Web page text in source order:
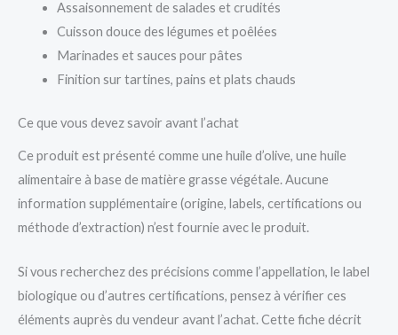
Assaisonnement de salades et crudités
Cuisson douce des légumes et poêlées
Marinades et sauces pour pâtes
Finition sur tartines, pains et plats chauds
Ce que vous devez savoir avant l’achat
Ce produit est présenté comme une huile d’olive, une huile
alimentaire à base de matière grasse végétale. Aucune
information supplémentaire (origine, labels, certifications ou
méthode d’extraction) n’est fournie avec le produit.
Si vous recherchez des précisions comme l’appellation, le label
biologique ou d’autres certifications, pensez à vérifier ces
éléments auprès du vendeur avant l’achat. Cette fiche décrit